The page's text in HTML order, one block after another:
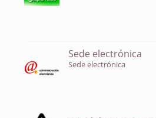
Sede electrónica
Sede electrónica